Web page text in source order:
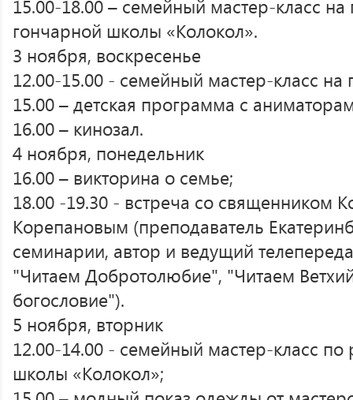
15.00-18.00 – семейный мастер-класс на
гончарной школы «Колокол».
3 ноября, воскресенье
12.00-15.00 - семейный мастер-класс на
15.00 – детская программа с
16.00 – кинозал.
4 ноября, понедельник
16.00 – викторина о семье;
18.00 -19.30 - встреча со священником
Корепановым (преподаватель
семинарии, автор и ведущий
"Читаем Добротолюбие", "Читаем
богословие").
5 ноября, вторник
12.00-14.00 - семейный мастер-класс по
школы «Колокол»;